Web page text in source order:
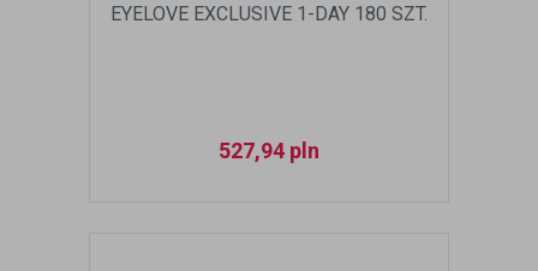
EYELOVE EXCLUSIVE 1-DAY 180 SZT.
527,94 pln